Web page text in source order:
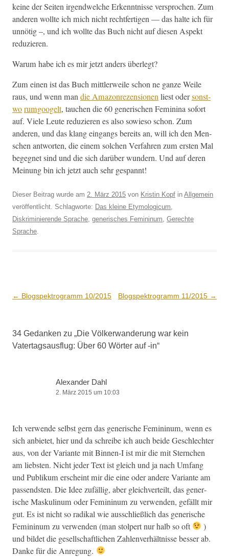
keine der Seit­en irgendwelche Erken­nt­nisse ver­sprochen. Zum
anderen wollte ich mich nicht recht­fer­ti­gen — das halte ich für
unnötig –, und ich wollte das Buch nicht auf diesen Aspekt
reduzieren.
Warum habe ich es mir jet­zt anders überlegt?
Zum einen ist das Buch mit­tler­weile schon ne ganze Weile
raus, und wenn mandie Ama­zon­rezen­sio­nenliest odersonst­
worum­googelt, tauchen die 60 gener­ischen Fem­i­ni­na sofort
auf. Viele Leute reduzieren es also sowieso schon. Zum
anderen, und das klang ein­gangs bere­its an, will ich den Men­
schen antworten, die einem solchen Ver­fahren zum ersten Mal
begeg­net sind und die sich darüber wun­dern. Und auf deren
Mei­n­ung bin ich jet­zt auch sehr gespannt!
Dieser Beitrag wurde am 2. März 2015 von Kristin Kopf in Allgemein
veröffentlicht. Schlagworte: Das kleine Etymologicum
Diskriminierende Sprache generisches Femininum Gerechte
Sprache
Beitrags-
← Blogspektrogramm 10/2015 Blogspektrogramm 11/2015 →
34 Gedanken zu „Die Völkerwanderung war kein
Vatertagsausflug: Über 60 Wörter auf ‑in“
Alexander Dahl
2. März 2015 um 10:03
Ich ver­wende selb­st gern das gener­ische Fem­i­ninum, wenn es
sich anbi­etet, hier und da schreibe ich auch bei­de Geschlechter
aus, von der Vari­ante mit Binnen‑I ist mir die mit Sternchen
am lieb­sten. Nicht jed­er Text ist gle­ich und ja nach Umfang
und Pub­likum erscheint mir die eine oder andere Vari­ante am
passend­sten. Die Idee zufäl­lig, aber gle­ichverteilt, das gener­
ische Maskulinum oder Fem­i­ninum zu ver­wen­den, gefällt mir
gut. Es ist nicht so radikal wie auss­chließlich das gener­ische
Fem­i­ninum zu ver­wen­den (man stolpert nur halb so oft
)
und bildet die gesellschaftlichen Zahlen­ver­hält­nisse bess­er ab.
Danke für die Anregung.